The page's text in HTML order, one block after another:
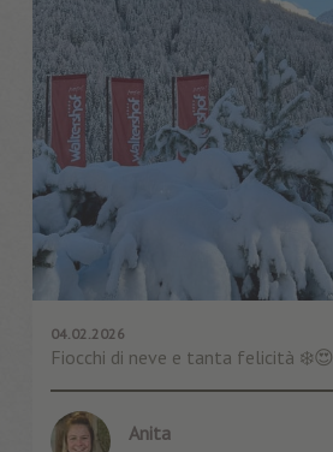
04.02.2026
Fiocchi di neve e tanta felicità ❄️😍
Anita